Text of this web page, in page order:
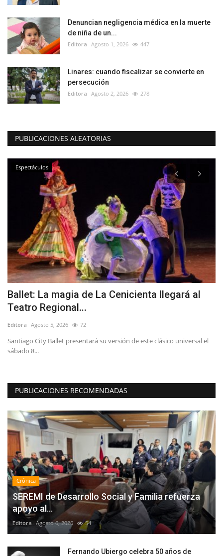
Denuncian negligencia médica en la muerte
de niña de un...
Editora Agosto 1, 2026 447
Linares: cuando fiscalizar se convierte en
persecución
Editora Agosto 2, 2026 278
PUBLICACIONES ALEATORIAS
Espectáculos
Ballet: La magia de La Cenicienta llegará al
Teatro Regional...
Editora Agosto 5, 2026 72
Santiago City Ballet presentará su versión de este clásico universal el
sábado 8...
PUBLICACIONES RECOMENDADAS
Crónica
SEREMI de Desarrollo Social y Familia refuerza
apoyo al...
Editora Agosto 6, 2026 54
Fernando Ubiergo celebra 50 años de